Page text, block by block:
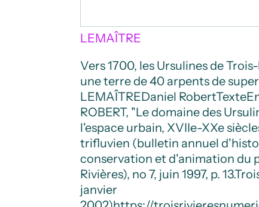
LEMAÎTRE
Vers 1700, les Ursulines de
une terre de 40 arpents de
LEMAÎTREDaniel RobertTexte
ROBERT, "Le domaine des
l'espace urbain, XVIIe-XXe
trifluvien (bulletin annuel
conservation et d'animation du
Rivières), no 7, juin 1997, p. 13.
janvier